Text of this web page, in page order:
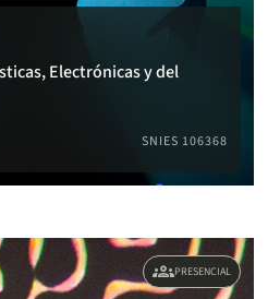
Electrónicas y del
SNIES 106368
groupsPRESENCIAL